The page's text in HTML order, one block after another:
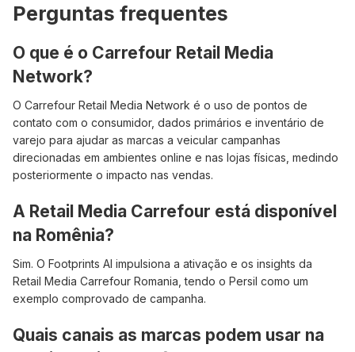
Perguntas frequentes
O que é o Carrefour Retail Media
Network?
O Carrefour Retail Media Network é o uso de pontos de
contato com o consumidor, dados primários e inventário de
varejo para ajudar as marcas a veicular campanhas
direcionadas em ambientes online e nas lojas físicas, medindo
posteriormente o impacto nas vendas.
A Retail Media Carrefour está disponível
na Romênia?
Sim. O Footprints AI impulsiona a ativação e os insights da
Retail Media Carrefour Romania, tendo o Persil como um
exemplo comprovado de campanha.
Quais canais as marcas podem usar na